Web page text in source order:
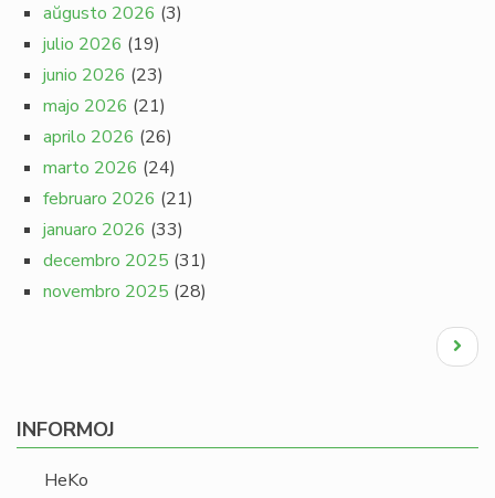
aŭgusto 2026 (3)
julio 2026 (19)
junio 2026 (23)
majo 2026 (21)
aprilo 2026 (26)
marto 2026 (24)
februaro 2026 (21)
januaro 2026 (33)
decembro 2025 (31)
novembro 2025 (28)
Next
page
INFORMOJ
HeKo